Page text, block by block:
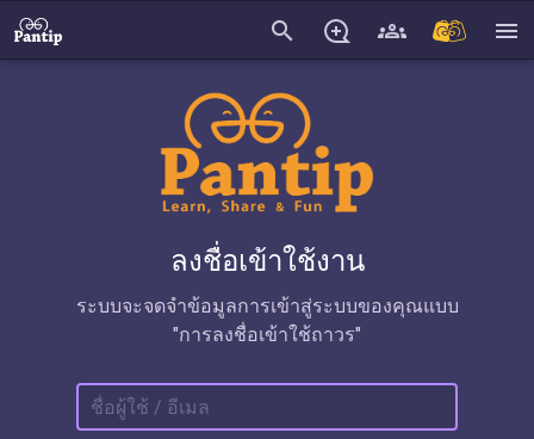
search menu
ลงชื่อเข้าใช้งาน
ระบบจะจดจำข้อมูลการเข้าสู่ระบบของคุณแบบ
"การลงชื่อเข้าใช้ถาวร"